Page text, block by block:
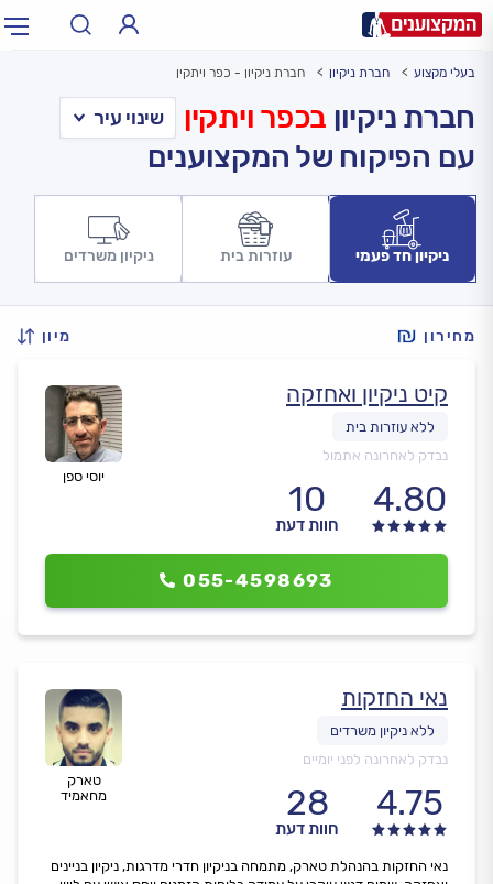
עירעיר: תל אביב, חיפה…
בעלי מקצוע חברת ניקיון חברת ניקיון - כפר ויתקין
חברת ניקיון בכפר ויתקין
עם הפיקוח של המקצוענים
ניקיון חד פעמי עוזרות בית ניקיון משרדים
מחירון מיון
יוסי ספן
קיט ניקיון ואחזקה
נבדק לאחרונה אתמול
4.80
10
חוות דעת
055-4598693
טארק
מחאמיד
נאי החזקות
נבדק לאחרונה לפני יומיים
4.75
28
חוות דעת
נאי החזקות בהנהלת טארק, מתמחה בניקיון חדרי מדרגות, ניקיון בניינים